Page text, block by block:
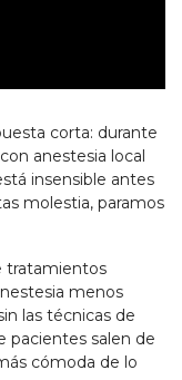
corta: durante
anestesia local
insensible antes
molestia, paramos
tratamientos
menos
las técnicas de
pacientes salen de
cómoda de lo